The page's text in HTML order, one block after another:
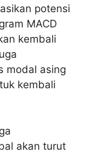
potensi
MACD
kembali
modal asing
kembali
akan turut